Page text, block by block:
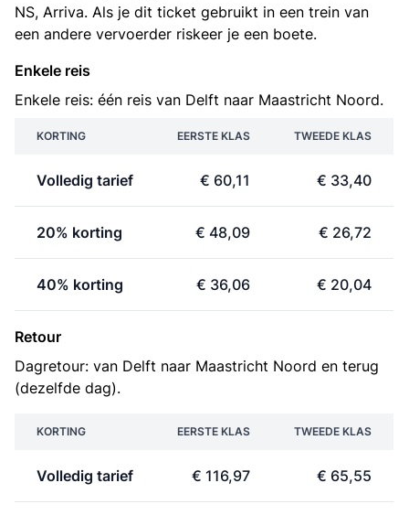
NS, Arriva. Als je dit ticket gebruikt in een trein van
een andere vervoerder riskeer je een boete.
Enkele reis
Enkele reis: één reis van Delft naar Maastricht Noord.
KORTING EERSTE KLAS TWEEDE KLAS
Volledig tarief € 60,11 € 33,40
20% korting € 48,09 € 26,72
40% korting € 36,06 € 20,04
Retour
Dagretour: van Delft naar Maastricht Noord en terug
(dezelfde dag).
KORTING EERSTE KLAS TWEEDE KLAS
Volledig tarief € 116,97 € 65,55